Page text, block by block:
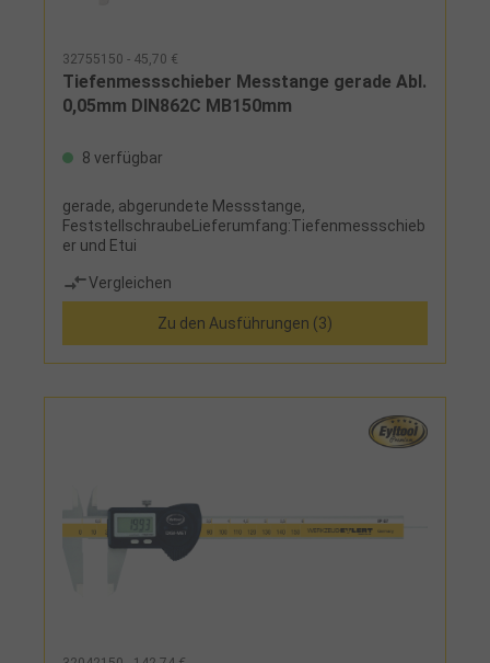
32755150 - 45,70 €
Tiefenmessschieber Messtange gerade Abl.
0,05mm DIN862C MB150mm
8 verfügbar
gerade, abgerundete Messstange,
FeststellschraubeLieferumfang:Tiefenmessschieb
er und Etui
Vergleichen
Zu den Ausführungen (3)